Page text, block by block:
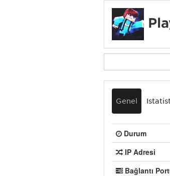
Genel
Durum
IP Adresi
Bağlantı